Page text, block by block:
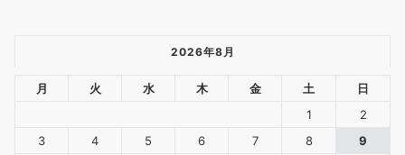
2026年8月
月 火 水 木 金 土
日
1
2
3
4 5 6 7 8
9